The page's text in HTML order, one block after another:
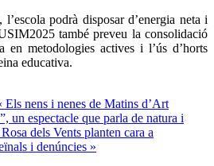
l’escola podrà disposar d’energia neta i
també preveu la consolidació
en metodologies actives i l’ús d’horts
educativa.
Els nens i nenes de Matins d’Art
un espectacle que parla de natura i
dels Vents planten cara a
i denúncies »